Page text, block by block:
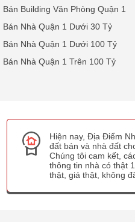
Bán Building Văn Phòng Quận 1
Bán Nhà Quận 1 Dưới 30 Tỷ
Bán Nhà Quận 1 Dưới 100 Tỷ
Bán Nhà Quận 1 Trên 100 Tỷ
Hiện nay, Địa Điểm
đất bán và nhà đất
Chúng tôi cam kết,
thông tin nhà có thật
thật, giá thật, không